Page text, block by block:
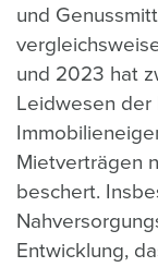
und
und 2023 hat
Leidwesen der
Mietverträgen
beschert.
Entwicklung,